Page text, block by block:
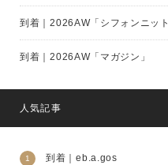
到着｜2026AW「シフォンニット
到着｜2026AW「マガジン」
人気記事
到着｜eb.a.gos